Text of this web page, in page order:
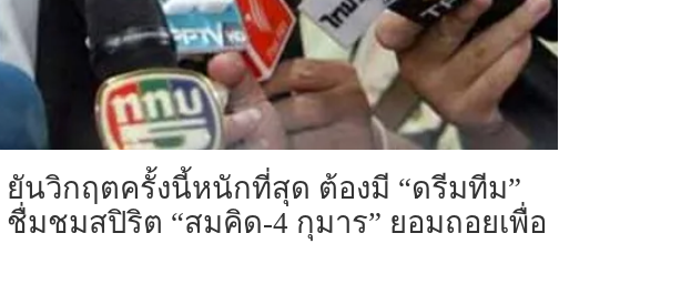
ยันวิกฤตครั้งนี้หนักที่สุด ต้องมี “ดรีมทีม”
มชมสปิริต “สมคิด-4 กุมาร” ยอมถอยเพื่อ